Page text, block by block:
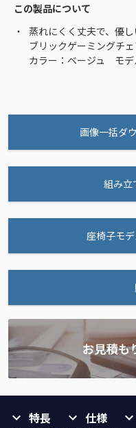
この製品について
蒸れにくく丈夫で、優
ブリックゲーミングチ
カラー：ベージュ モデ
画像一括ダ
組み立
座椅子モ
特長 仕様